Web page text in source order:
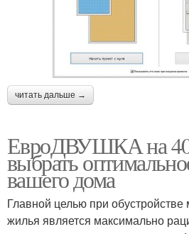
читать дальше →
ЕвроДВУШКА на 40
выбрать
вашего дома
Главной целью при обустройстве
жилья является максимально